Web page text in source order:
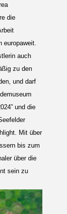
die
europaweit.
auch
zu den
und darf
und die
Mit über
bis zum
über die
sein zu